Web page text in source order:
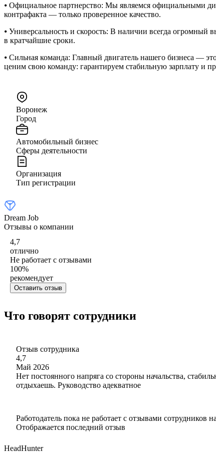
⦁ Официальное партнерство: Мы являемся официальными
контрафакта — только проверенное качество.
⦁ Универсальность и скорость: В наличии всегда
в кратчайшие сроки.
⦁ Сильная команда: Главный двигатель нашего бизнеса —
ценим свою команду: гарантируем стабильную зарплату и
Воронеж
Город
Автомобильный бизнес
Сферы деятельности
Организация
Тип регистрации
Dream Job
Отзывы о компании
4,7
отлично
Не работает с отзывами
100%
рекомендует
Оставить отзыв
Что говорят сотрудники
Отзыв сотрудника
4,7
Май 2026
Нет постоянного напряга со стороны начальства,
отдыхаешь. Руководство адекватное
Работодатель пока не работает с отзывами сотрудников
Отображается последний отзыв
HeadHunter